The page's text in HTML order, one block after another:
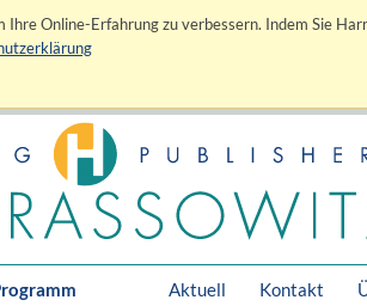
Ihre Online-Erfahrung zu verbessern. Indem Sie
Aktuell Kontakt